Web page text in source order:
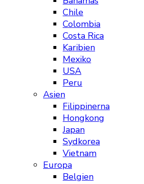
Chile
Colombia
Costa Rica
Karibien
Mexiko
USA
Peru
Asien
Filippinerna
Hongkong
Japan
Sydkorea
Vietnam
Europa
Belgien